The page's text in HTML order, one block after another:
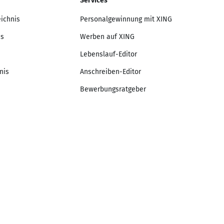
Personalgewinnung mit XING
Werben auf XING
Lebenslauf-Editor
Anschreiben-Editor
Bewerbungsratgeber